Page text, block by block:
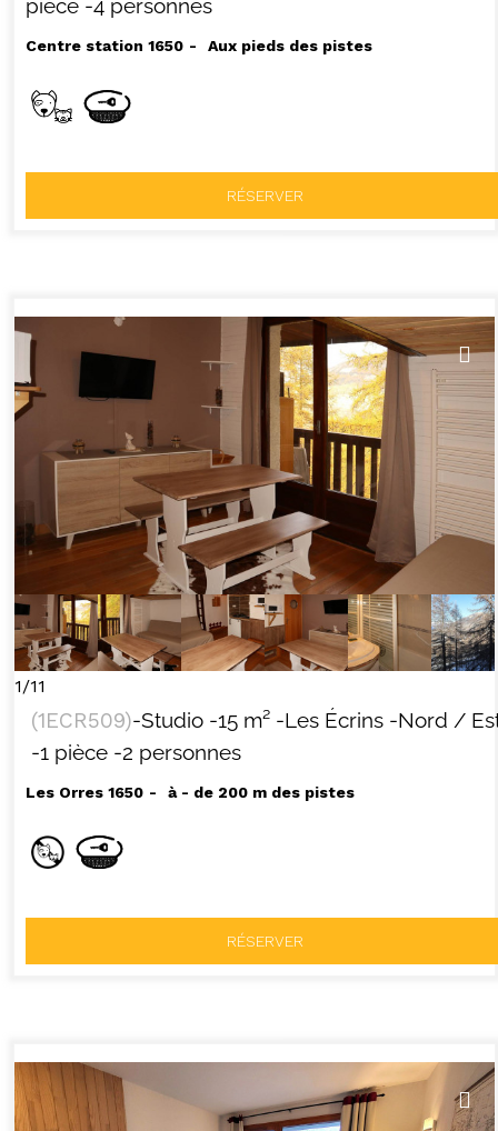
pièce -4 personnes
Centre station 1650 Aux pieds des pistes
RÉSERVER
1/11
(1ECR509)-Studio -15 m² -Les Écrins -Nord /
-1 pièce -2 personnes
Les Orres 1650 à - de 200 m des pistes
RÉSERVER